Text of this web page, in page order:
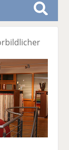
S
c
e